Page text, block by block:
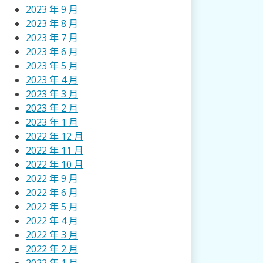
2023 年 9 月
2023 年 8 月
2023 年 7 月
2023 年 6 月
2023 年 5 月
2023 年 4 月
2023 年 3 月
2023 年 2 月
2023 年 1 月
2022 年 12 月
2022 年 11 月
2022 年 10 月
2022 年 9 月
2022 年 6 月
2022 年 5 月
2022 年 4 月
2022 年 3 月
2022 年 2 月